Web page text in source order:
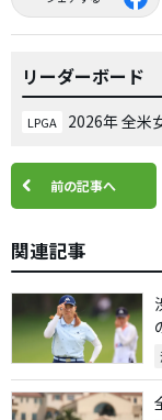
リーダーボード
LPGA 2026年 全米
前の記事へ
関連記事